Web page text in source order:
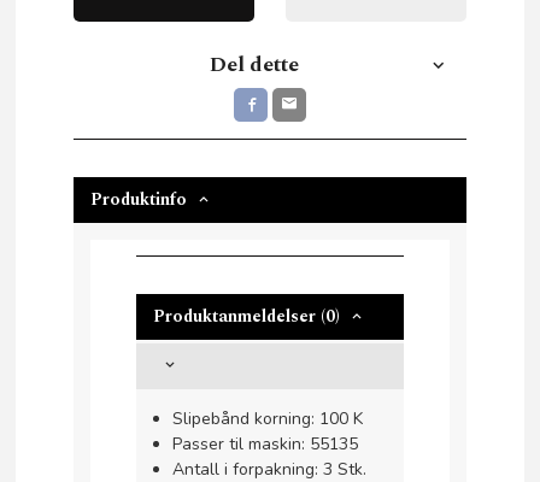
Del dette
Produktinfo
Produktanmeldelser (0)
Slipebånd korning: 100 K
Passer til maskin: 55135
Antall i forpakning: 3 Stk.